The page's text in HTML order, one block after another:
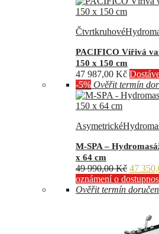
Čtvrtkruhové
PACIFICO Vířivá
150 x 150 cm
47 987,00 Kč
-5% Ověřit termín
Asymetrické
M-SPA –
x 64 cm
49 990,00Kč
cena
byla:
47
oznámení o
Ověřit termín